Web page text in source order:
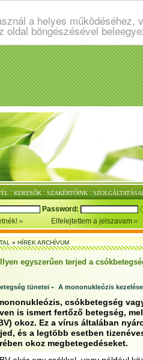
a helyes
oldal böngészésével
: KERESŐK : SZAKÉRTŐINK :
Password:
Elfelejtettem a jelszavam
»HÍREK ARCHÍVUM
Ilyen egyszerűen terjed a
tünetei - A mononukleózis kezelése
csókbetegség
is ismert fertőző betegség,
okoz. Ez a vírus általában
és a legtöbb esetben
okoz megbetegedéseket.